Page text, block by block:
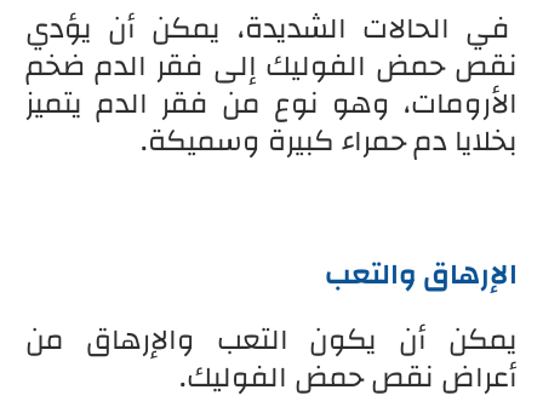
في الحالات الشديدة، يمكن أن يؤدي
نقص حمض الفوليك إلى فقر الدم ضخم
الأرومات، وهو نوع من فقر الدم يتميز
بخلايا دم حمراء كبيرة وسميكة.
الإرهاق والتعب
يمكن أن يكون التعب والإرهاق من
أعراض نقص حمض الفوليك.